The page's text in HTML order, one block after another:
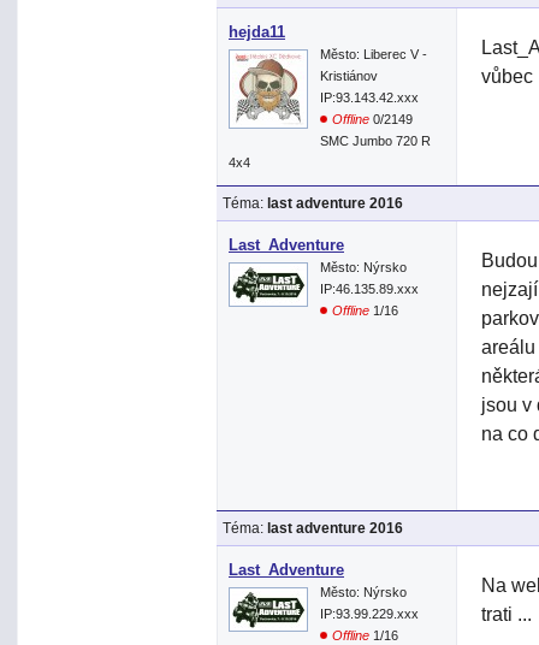
hejda11
Město: Liberec V -
Kristiánov
IP:93.143.42.xxx
Offline 0/2149
SMC Jumbo 720 R
4x4
vůbec
Téma: last adventure 2016
Last_Adventure
Město: Nýrsko
IP:46.135.89.xxx
Offline 1/16
areálu
jsou v
na co
Téma: last adventure 2016
Last_Adventure
Město: Nýrsko
IP:93.99.229.xxx
Offline 1/16
Na
trati ...